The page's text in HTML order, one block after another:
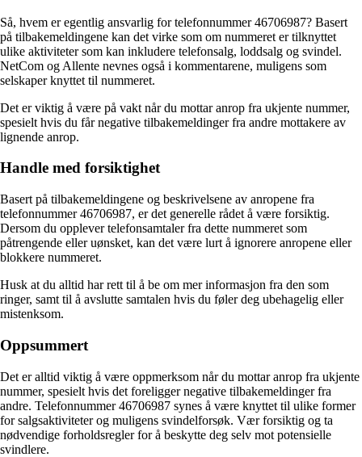
Så, hvem er egentlig ansvarlig for telefonnummer 46706987? Basert
på tilbakemeldingene kan det virke som om nummeret er tilknyttet
ulike aktiviteter som kan inkludere telefonsalg, loddsalg og svindel.
NetCom og Allente nevnes også i kommentarene, muligens som
selskaper knyttet til nummeret.
Det er viktig å være på vakt når du mottar anrop fra ukjente nummer,
spesielt hvis du får negative tilbakemeldinger fra andre mottakere av
lignende anrop.
Handle med forsiktighet
Basert på tilbakemeldingene og beskrivelsene av anropene fra
telefonnummer 46706987, er det generelle rådet å være forsiktig.
Dersom du opplever telefonsamtaler fra dette nummeret som
påtrengende eller uønsket, kan det være lurt å ignorere anropene eller
blokkere nummeret.
Husk at du alltid har rett til å be om mer informasjon fra den som
ringer, samt til å avslutte samtalen hvis du føler deg ubehagelig eller
mistenksom.
Oppsummert
Det er alltid viktig å være oppmerksom når du mottar anrop fra ukjente
nummer, spesielt hvis det foreligger negative tilbakemeldinger fra
andre. Telefonnummer 46706987 synes å være knyttet til ulike former
for salgsaktiviteter og muligens svindelforsøk. Vær forsiktig og ta
nødvendige forholdsregler for å beskytte deg selv mot potensielle
svindlere.